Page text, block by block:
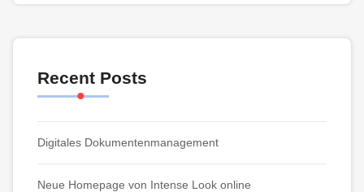
Recent Posts
Digitales Dokumentenmanagement
Neue Homepage von Intense Look online